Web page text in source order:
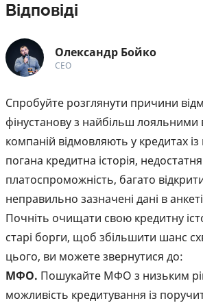
Відповіді
Олександр Бойко
СЕО
Спробуйте розглянути причини
фінустанову з найбільш
компаній відмовляють у кредитах
погана кредитна історія, недостатня
платоспроможність, багато
неправильно зазначені дані в
Почніть очищати свою кредитну
старі борги, щоб збільшити шанс
цього, ви можете звернутися до:
МФО. Пошукайте МФО з низьким
можливість кредитування із